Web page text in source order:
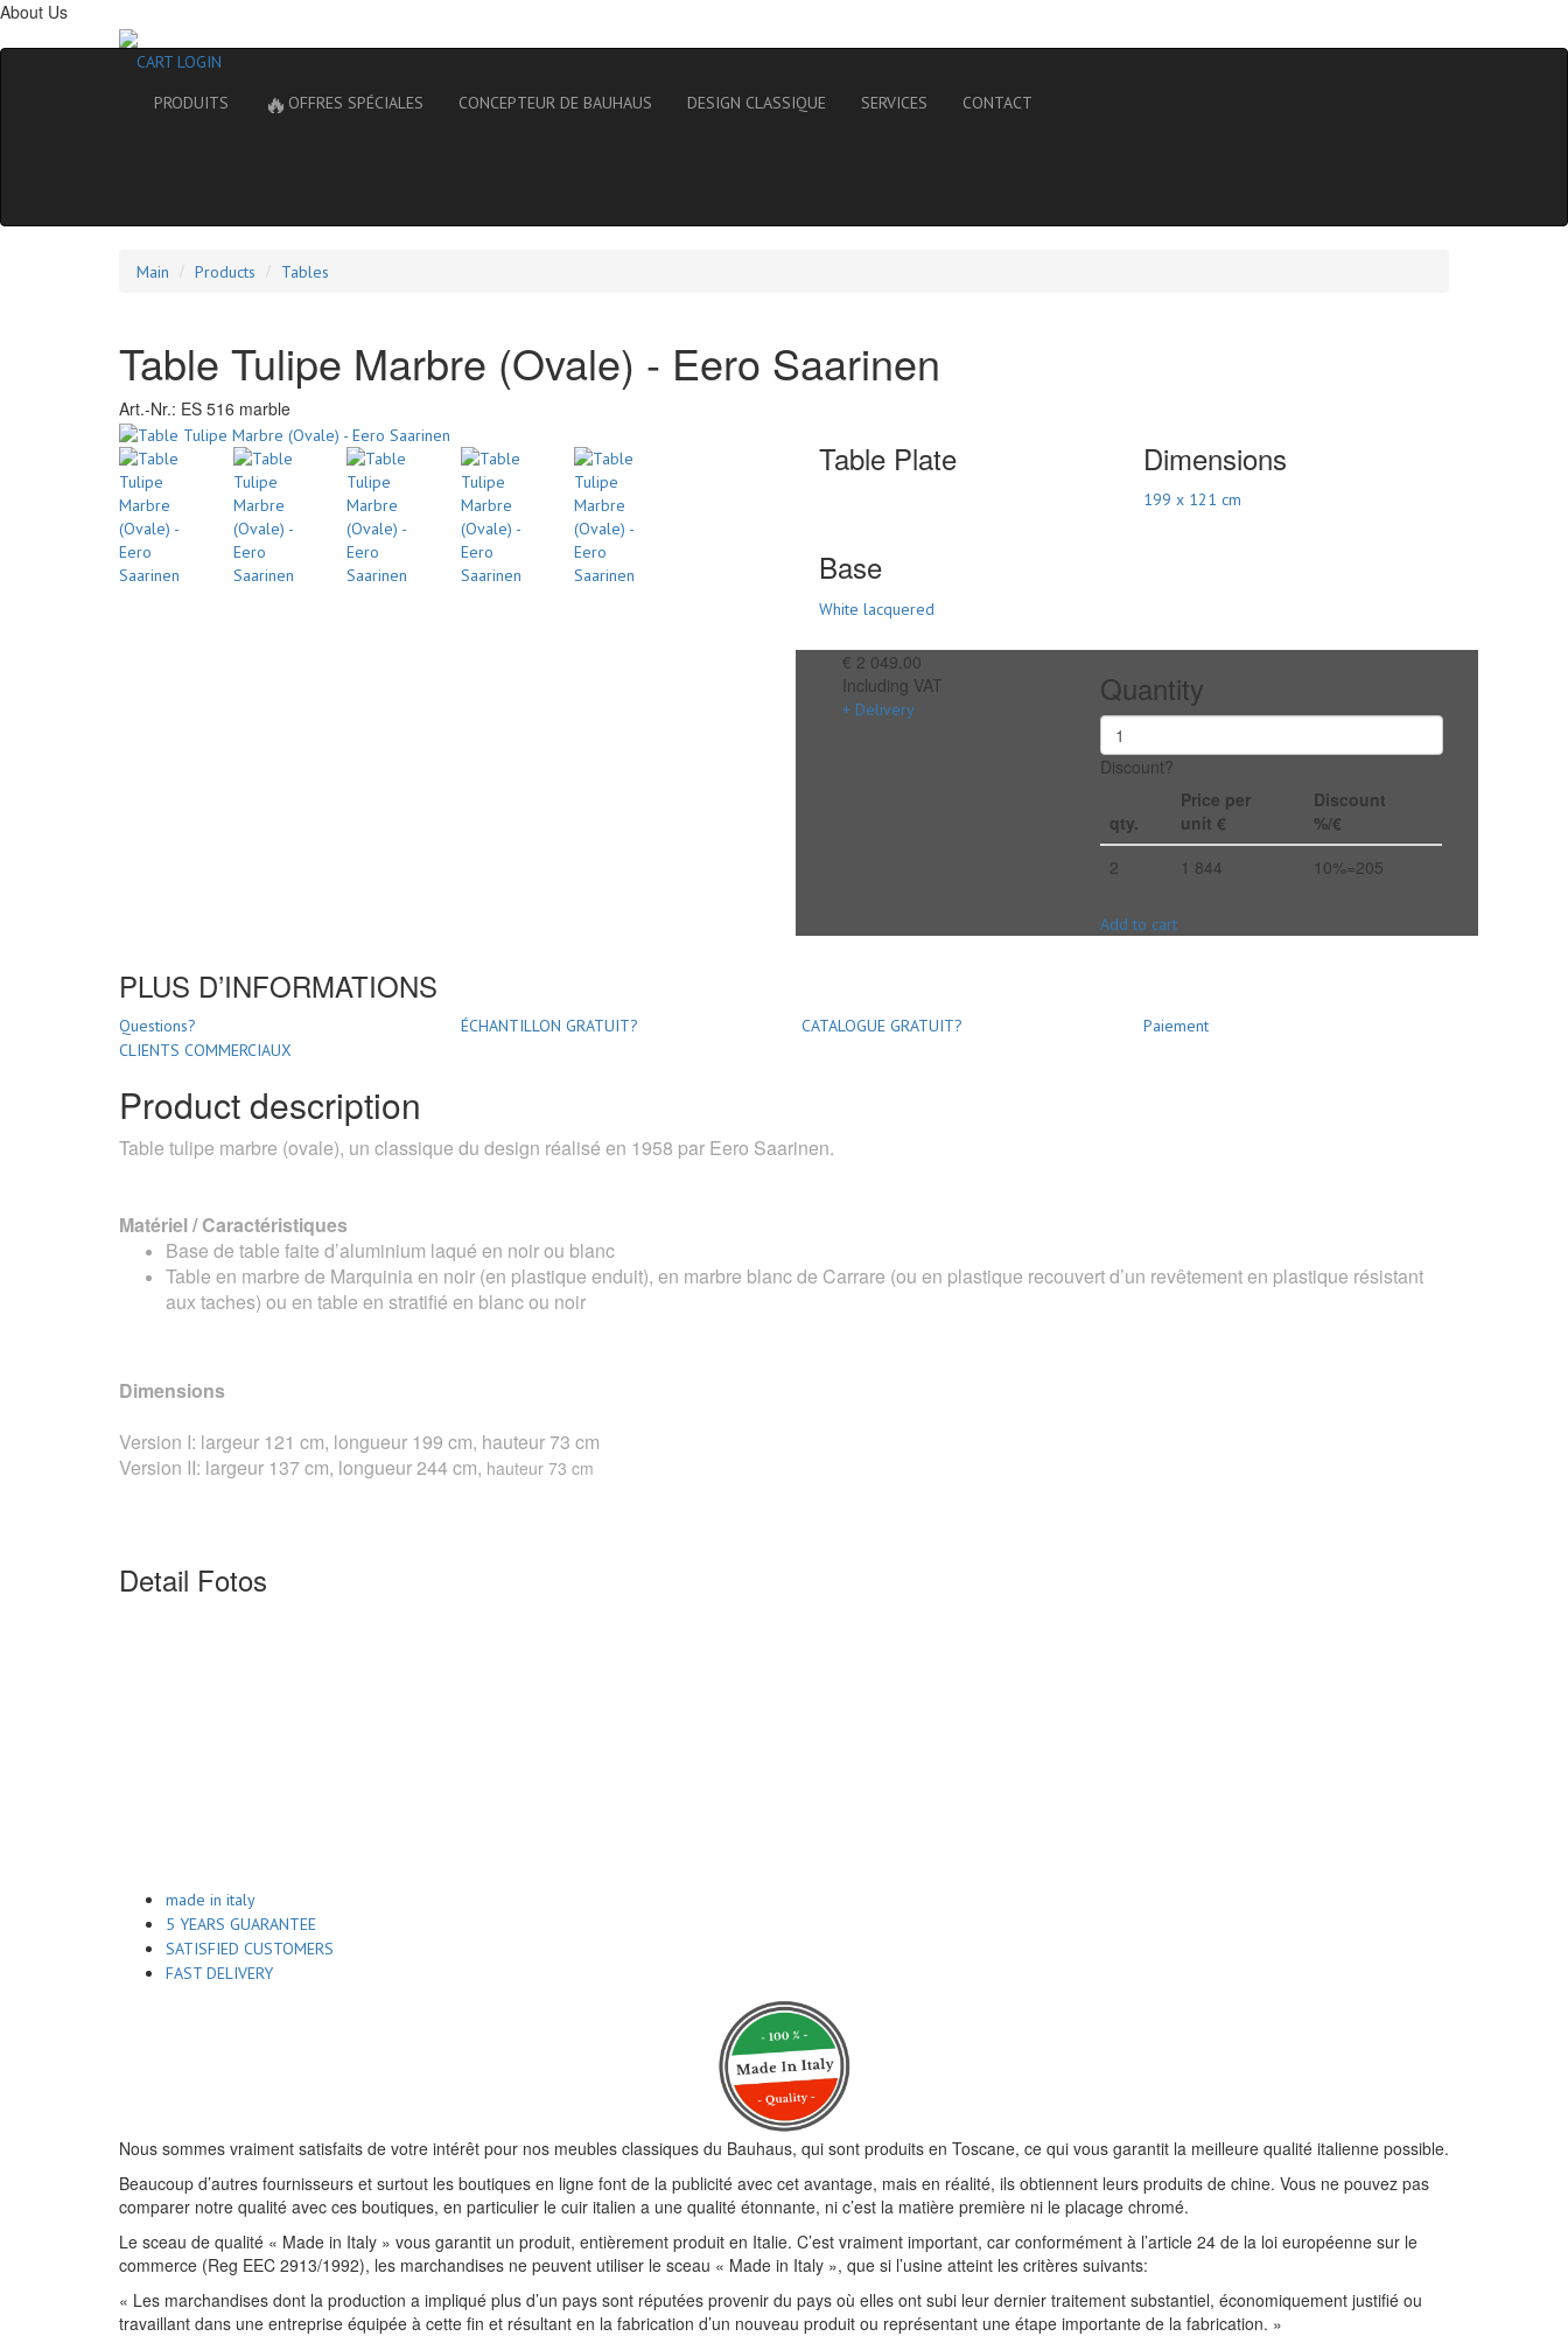
About Us
CART LOGIN
PRODUITS
🔥 OFFRES SPÉCIALES CONCEPTEUR DE BAUHAUS DESIGN CLASSIQUE SERVICES CONTACT
Main Products Tables
Table Tulipe Marbre (Ovale) - Eero Saarinen
Art.-Nr.: ES 516 marble
Table Plate Dimensions
199 x 121 cm
Base
White lacquered
€ 2 049.00
Including VAT
+ Delivery
Quantity
Discount?
qty.
Price per
unit €
Discount
%/€
2
1 844 10%=205
Add to cart
PLUS D’INFORMATIONS
Questions? ÉCHANTILLON GRATUIT? CATALOGUE GRATUIT?
Paiement
CLIENTS COMMERCIAUX
Product description
Table tulipe marbre (ovale), un classique du design réalisé en 1958 par Eero Saarinen.
Matériel / Caractéristiques
Base de table faite d’aluminium laqué en noir ou blanc
Table en marbre de Marquinia en noir (en plastique enduit), en marbre blanc de Carrare (ou en plastique recouvert d’un revêtement en plastique résistant
aux taches) ou en table en stratifié en blanc ou noir
Dimensions
Version I: largeur 121 cm, longueur 199 cm, hauteur 73 cm
Version II: largeur 137 cm, longueur 244 cm, hauteur 73 cm
Detail Fotos
made in italy
5 YEARS GUARANTEE
SATISFIED CUSTOMERS
FAST DELIVERY
Nous sommes vraiment satisfaits de votre intérêt pour nos meubles classiques du Bauhaus, qui sont produits en Toscane, ce qui vous garantit la meilleure qualité italienne possible.
Beaucoup d’autres fournisseurs et surtout les boutiques en ligne font de la publicité avec cet avantage, mais en réalité, ils obtiennent leurs produits de chine. Vous ne pouvez pas
comparer notre qualité avec ces boutiques, en particulier le cuir italien a une qualité étonnante, ni c’est la matière première ni le placage chromé.
Le sceau de qualité « Made in Italy » vous garantit un produit, entièrement produit en Italie. C’est vraiment important, car conformément à l’article 24 de la loi européenne sur le
commerce (Reg EEC 2913/1992), les marchandises ne peuvent utiliser le sceau « Made in Italy », que si l’usine atteint les critères suivants:
« Les marchandises dont la production a impliqué plus d’un pays sont réputées provenir du pays où elles ont subi leur dernier traitement substantiel, économiquement justifié ou
travaillant dans une entreprise équipée à cette fin et résultant en la fabrication d’un nouveau produit ou représentant une étape importante de la fabrication. »